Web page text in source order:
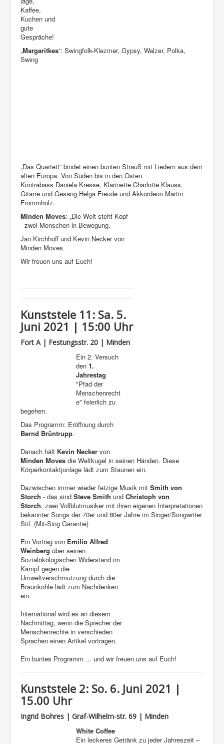
Kaffee,
Kuchen und
gute
Gespräche!
„Margaritkes“: Swingfolk-Klezmer, Gypsy, Walzer, Polka,
Swing
„Das Quartett“ bindet einen bunten Strauß mit Liedern aus dem
alten Europa. Von Süden bis in den Osten.
Kontrabass Daniela Kresse, Klarinette Charlotte Klauss,
Gitarre und Gesang Helga Freude und Akkordeon Martin
Frommholz.
Minden Moves: „Die Welt steht Kopf
- zwei Menschen in Bewegung.
Jan Kirchhoff und Kevin Necker von
Minden Moves.
Wir freuen uns auf Euch!
Kunststele 11: Sa. 5.
Juni 2021 | 15:00 Uhr
Fort A | Festungsstr. 20 | Minden
Ein 2. Versuch
den 1.
Jahrestag
"Pfad der
Menschenrecht
e" feierlich zu
begehen.
Das Programm: Eröffnung durch
Bernd Brüntrupp.
Danach hält Kevin Necker von
Minden Moves die Weltkugel in seinen Händen. Diese
Körperkontaktjonlage lädt zum Staunen ein.
Dazwischen immer wieder fetzige Musik mit Smith von
Storch - das sind Steve Smith und Christoph von
Storch, zwei Vollblutmusiker mit ihren eigenen Interpretationen
bekannter Songs der 70er und 80er Jahre im Singer/Songwriter
Stil. (Mit-Sing Garantie)
Ein Vortrag von Emilio Alfred
Weinberg über seinen
Sozialökölogischen Widerstand im
Kampf gegen die
Umweltverschmutzung durch die
Braunkohle lädt zum Nachdenken
ein.
International wird es an diesem
Nachmittag, wenn die Sprecher der
Menschenrechte in verschieden
Sprachen einen Artikel vortragen.
Ein buntes Programm ... und wir freuen uns auf Euch!
Kunststele 2: So. 6. Juni 2021 |
15.00 Uhr
Ingrid Bohres | Graf-Wilhelm-str. 69 | Minden
White Coffee
Ein leckeres Getränk zu jeder Jahreszeit –